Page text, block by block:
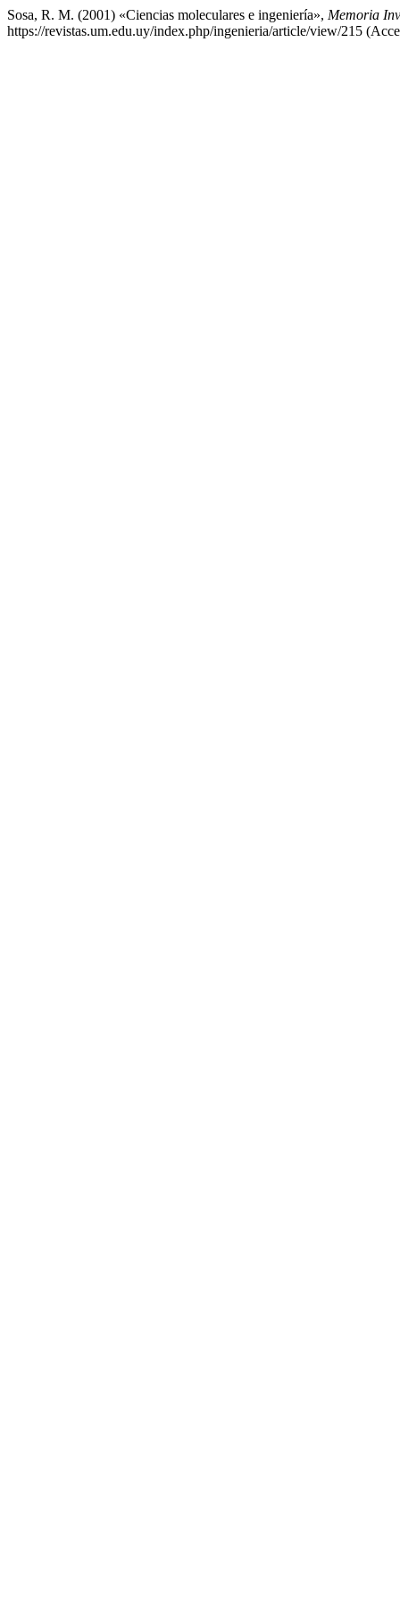
Sosa, R. M. (2001) «Ciencias moleculares e ingeniería», Memoria
https://revistas.um.edu.uy/index.php/ingenieria/article/view/215